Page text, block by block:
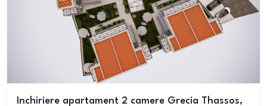
Inchiriere apartament 2 camere Grecia Thassos,